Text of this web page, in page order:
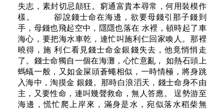
失志，素封切忌顛狂。窮通富貴本尋常，何用裝模作
樣。 卻說錢士命在海邊，欲要母錢引那子錢到
手，母錢也飛起空中，隱隱也落在 水裡，頓時起了車
海心，要把海水車乾，連忙叫施利仁回家喚人。那裡
曉得，施 利仁看見錢士命金銀錢失去，他竟悄悄走
了。錢士命獨自一個在海灘，心忙意亂， 如熱石頭上
螞蟻一般，又如金屎頭蒼蠅相似，一時情極，將身跳
入海中，淘摸金 銀錢。那時白浪滔天，錢士命身不由
主，又要性命，連叫幾聲救命，無人答應。 逞勢游至
海邊，慌忙爬上岸來，滿身是水，宛似落水稻柴無